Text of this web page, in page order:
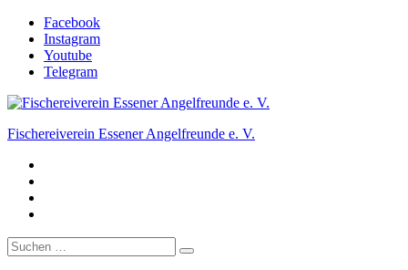
Zum
Inhalt
springen
Facebook
Instagram
Youtube
Telegram
Fischereiverein Essener Angelfreunde e. V.
Der Angelverein in Essen.
Suche
nach: